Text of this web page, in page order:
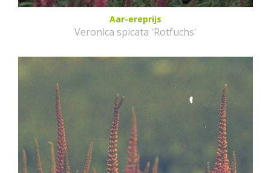
Aar-ereprijs
Veronica spicata 'Rotfuchs'